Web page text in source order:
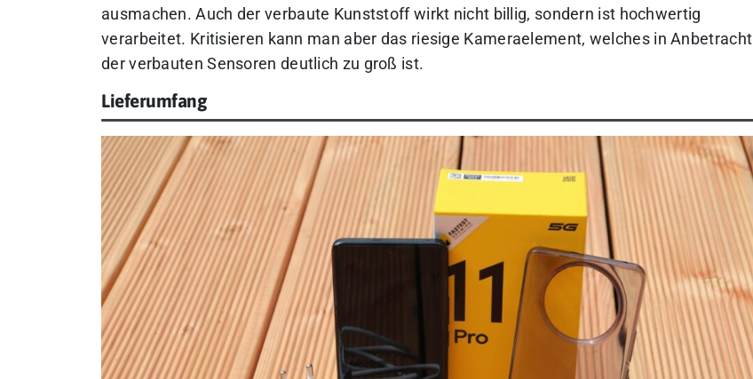
ausmachen. Auch der verbaute Kunststoff wirkt nicht billig, sondern ist hochwertig
verarbeitet. Kritisieren kann man aber das riesige Kameraelement, welches in Anbetracht
der verbauten Sensoren deutlich zu groß ist.
Lieferumfang